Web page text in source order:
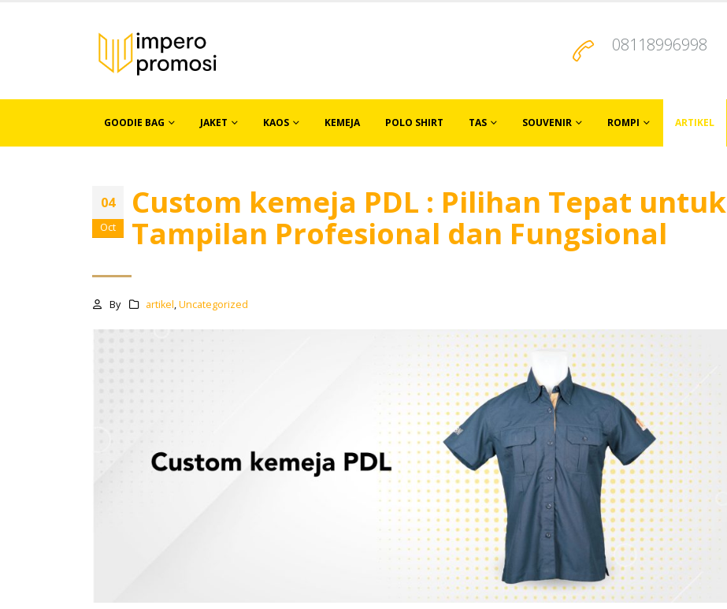
08118996998
GOODIE BAG JAKET KAOS KEMEJA POLO SHIRT TAS SOUVENIR ROMPI ARTIKEL
04
Oct
Custom kemeja PDL : Pilihan Tepat untuk
Tampilan Profesional dan Fungsional
By artikel,Uncategorized